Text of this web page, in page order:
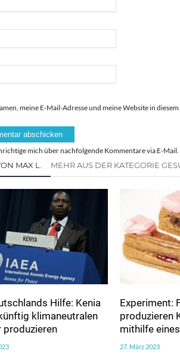
meine E-Mail-Adresse und meine Website in
mich über nachfolgende Kommentare via E-Mail.
MAX L. MEHR AUS DER KATEGORIE
Hilfe: Kenia
klimaneutralen
produzieren
Experiment:
produzieren
mithilfe
27. März 2023